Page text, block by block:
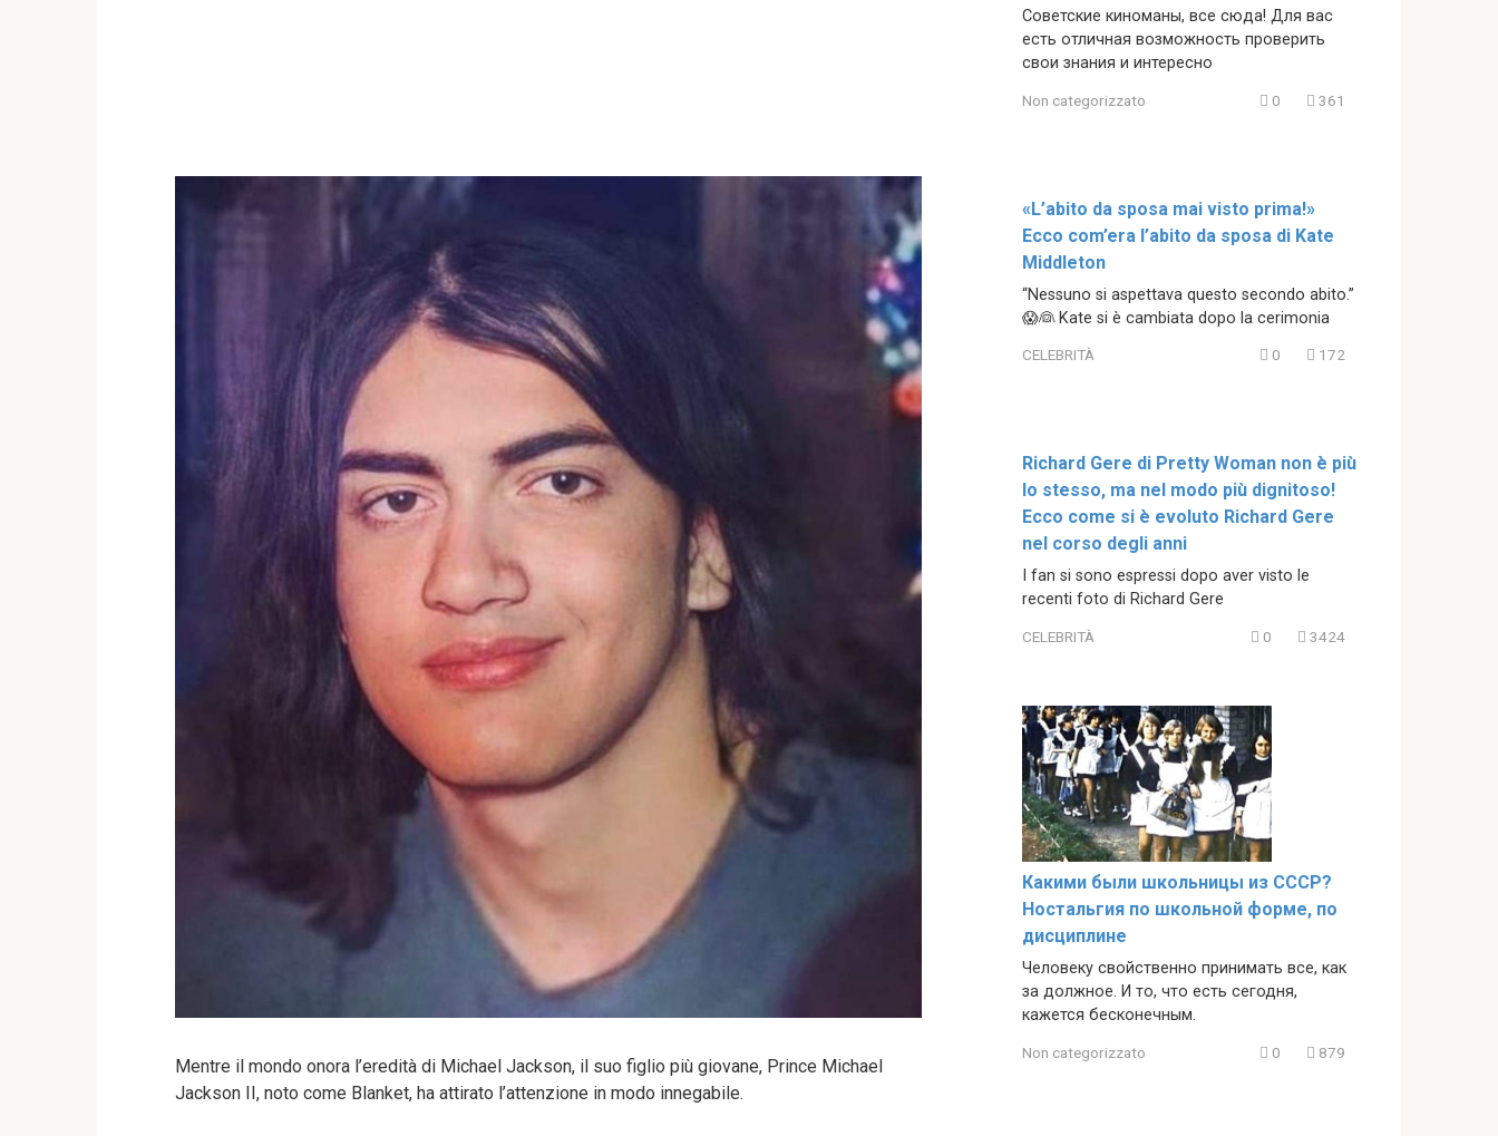
Mentre il mondo onora l’eredità di Michael Jackson, il suo figlio più giovane, Prince Michael
Jackson II, noto come Blanket, ha attirato l’attenzione in modo innegabile.
Советские киноманы, все сюда! Для вас
есть отличная возможность проверить
свои знания и интересно
Non categorizzato 0 361
«L’abito da sposa mai visto prima!»
Ecco com’era l’abito da sposa di Kate
Middleton
“Nessuno si aspettava questo secondo abito.”
😱👰 Kate si è cambiata dopo la cerimonia
CELEBRITÀ 0 172
Richard Gere di Pretty Woman non è più
lo stesso, ma nel modo più dignitoso!
Ecco come si è evoluto Richard Gere
nel corso degli anni
I fan si sono espressi dopo aver visto le
recenti foto di Richard Gere
CELEBRITÀ 0 3424
Какими были школьницы из СССР?
Ностальгия по школьной форме, по
дисциплине
Человеку свойственно принимать все, как
за должное. И то, что есть сегодня,
кажется бесконечным.
Non categorizzato 0 879